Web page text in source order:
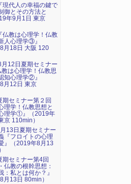
現代人の幸福の鍵で
御とその方法と
年9月1日 東京
仏教は心理学！仏教
人心理学③』
8月18日 大阪 120
12日夏期セミナー
は心理学！仏教思
知心理学②』
8月12日 東京
期セミナー第２回
理学！仏教思想と
理学①』（2019年
京 110min）
13日夏期セミナー
『フロイトの心理
』（2019年8月13
期セミナー第4回
仏教の根幹思想：
：私とは何か？』
月13日 80min）